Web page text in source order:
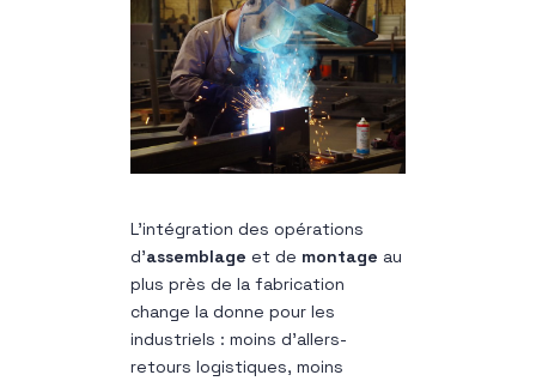
L’intégration des opérations
d’assemblage et de montage au
plus près de la fabrication
change la donne pour les
industriels : moins d’allers-
retours logistiques, moins